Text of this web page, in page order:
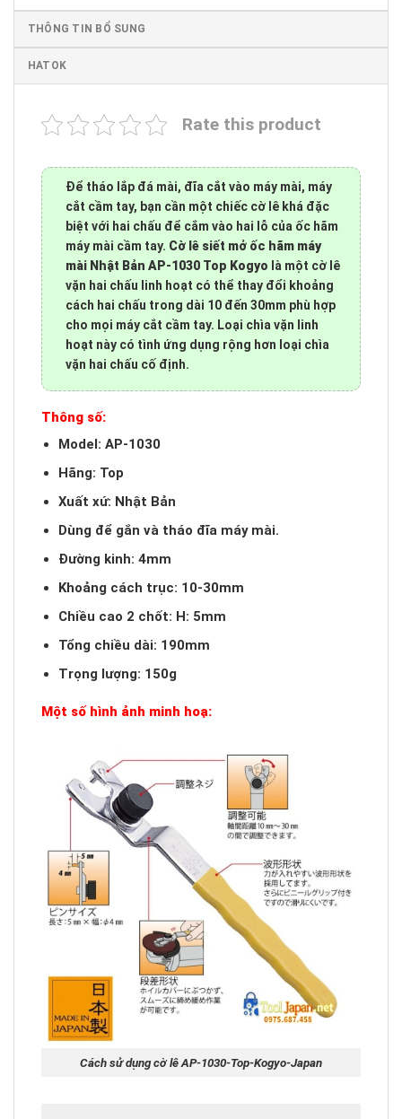
THÔNG TIN BỔ SUNG
HATOK
Rate this product
Để tháo lắp đá mài, đĩa cắt vào máy mài, máy
cắt cầm tay, bạn cần một chiếc cờ lê khá đặc
biệt với hai chấu để cắm vào hai lỗ của ốc hãm
máy mài cầm tay. Cờ lê siết mở ốc hãm máy
mài Nhật Bản AP-1030 Top Kogyo là một cờ lê
vặn hai chấu linh hoạt có thể thay đổi khoảng
cách hai chấu trong dài 10 đến 30mm phù hợp
cho mọi máy cắt cầm tay. Loại chìa vặn linh
hoạt này có tình ứng dụng rộng hơn loại chìa
vặn hai chấu cố định.
Thông số:
Model: AP-1030
Hãng: Top
Xuất xứ: Nhật Bản
Dùng để gắn và tháo đĩa máy mài.
Đường kinh: 4mm
Khoảng cách trục: 10-30mm
Chiều cao 2 chốt: H: 5mm
Tổng chiều dài: 190mm
Trọng lượng: 150g
Một số hình ảnh minh hoạ:
Cách sử dụng cờ lê AP-1030-Top-Kogyo-Japan